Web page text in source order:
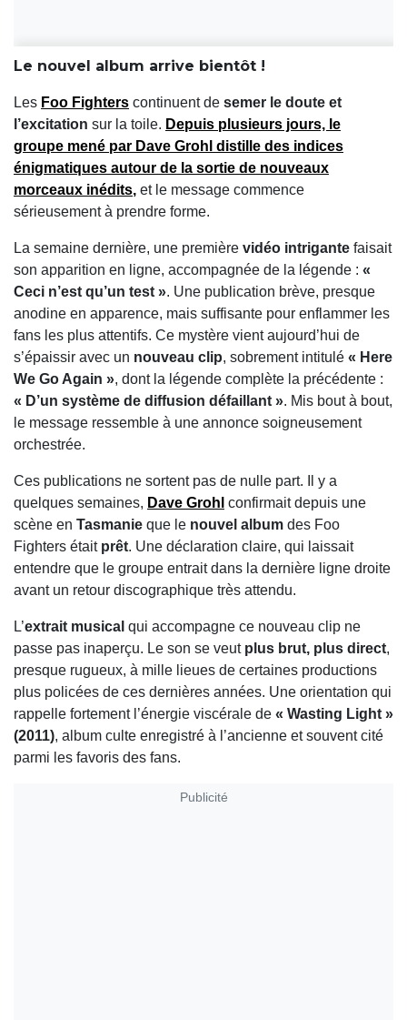
Le nouvel album arrive bientôt !
Les Foo Fighters continuent de semer le doute et
l’excitation sur la toile. Depuis plusieurs jours, le
groupe mené par Dave Grohl distille des indices
énigmatiques autour de la sortie de nouveaux
morceaux inédits, et le message commence
sérieusement à prendre forme.
La semaine dernière, une première vidéo intrigante faisait
son apparition en ligne, accompagnée de la légende : «
Ceci n’est qu’un test ». Une publication brève, presque
anodine en apparence, mais suffisante pour enflammer les
fans les plus attentifs. Ce mystère vient aujourd’hui de
s’épaissir avec un nouveau clip, sobrement intitulé « Here
We Go Again », dont la légende complète la précédente :
« D’un système de diffusion défaillant ». Mis bout à bout,
le message ressemble à une annonce soigneusement
orchestrée.
Ces publications ne sortent pas de nulle part. Il y a
quelques semaines, Dave Grohl confirmait depuis une
scène en Tasmanie que le nouvel album des Foo
Fighters était prêt. Une déclaration claire, qui laissait
entendre que le groupe entrait dans la dernière ligne droite
avant un retour discographique très attendu.
L’extrait musical qui accompagne ce nouveau clip ne
passe pas inaperçu. Le son se veut plus brut, plus direct,
presque rugueux, à mille lieues de certaines productions
plus policées de ces dernières années. Une orientation qui
rappelle fortement l’énergie viscérale de « Wasting Light »
(2011), album culte enregistré à l’ancienne et souvent cité
parmi les favoris des fans.
Publicité